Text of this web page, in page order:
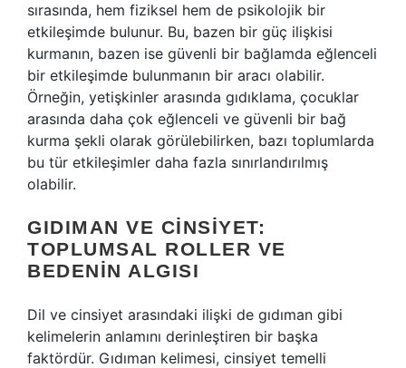
sırasında, hem fiziksel hem de psikolojik bir
etkileşimde bulunur. Bu, bazen bir güç ilişkisi
kurmanın, bazen ise güvenli bir bağlamda eğlenceli
bir etkileşimde bulunmanın bir aracı olabilir.
Örneğin, yetişkinler arasında gıdıklama, çocuklar
arasında daha çok eğlenceli ve güvenli bir bağ
kurma şekli olarak görülebilirken, bazı toplumlarda
bu tür etkileşimler daha fazla sınırlandırılmış
olabilir.
GIDIMAN VE CINSIYET:
TOPLUMSAL ROLLER VE
BEDENIN ALGISI
Dil ve cinsiyet arasındaki ilişki de gıdıman gibi
kelimelerin anlamını derinleştiren bir başka
faktördür. Gıdıman kelimesi, cinsiyet temelli